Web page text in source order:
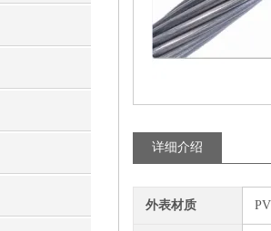
详细介绍
外表材质